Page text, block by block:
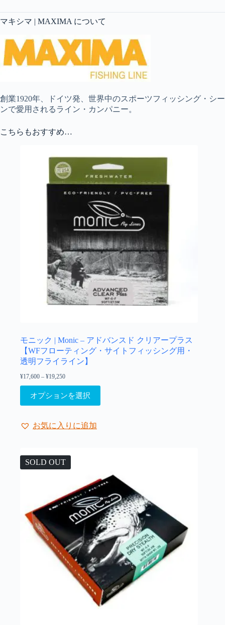
マキシマ | MAXIMA について
創業1920年、ドイツ発、世界中のスポーツフィッシング・シー
ンで愛用されるライン・カンパニー。
こちらもおすすめ…
モニック | Monic – アドバンスド クリアープラス
【WFフローティング・サイトフィッシング用・
透明フライライン】
¥17,600 – ¥19,250価
格
帯:
¥17,600
オプションを選択
品
に
数
ー
お気に入りに追加
SOLD OUT